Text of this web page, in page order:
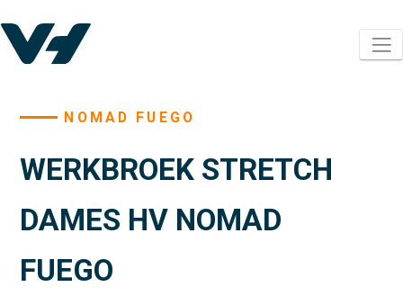
NOMAD FUEGO
WERKBROEK STRETCH
DAMES HV NOMAD
FUEGO